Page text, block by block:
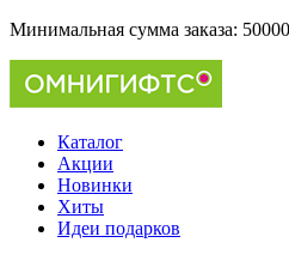
Минимальная сумма заказа:
Каталог
Акции
Новинки
Хиты
Идеи подарков